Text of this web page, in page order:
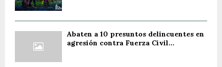
Abaten a 10 presuntos delincuentes en
agresión contra Fuerza Civil...